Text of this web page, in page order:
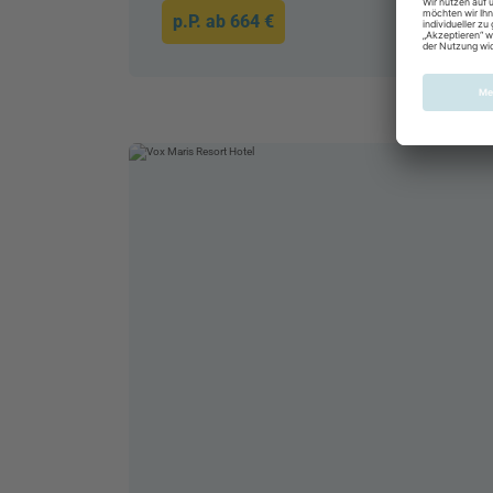
p.P. ab 664 €